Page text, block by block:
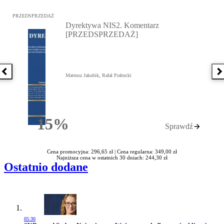
Poprzednia książka
Przejdź do: Dyrektywa NIS2. Komentarz [PRZEDSPRZEDAŻ],
PRZEDSPRZEDAŻ
15%Rabatu
Dyrektywa NIS2. Komentarz
[PRZEDSPRZEDAŻ]
Mateusz Jakubik, Rafał Prabucki
Sprawdź
Cena promocyjna: 296,65 zł | Cena regularna: 349,00 zł
Najniższa cena w ostatnich 30 dniach: 244,30 zł
Ostatnio dodane
05:30